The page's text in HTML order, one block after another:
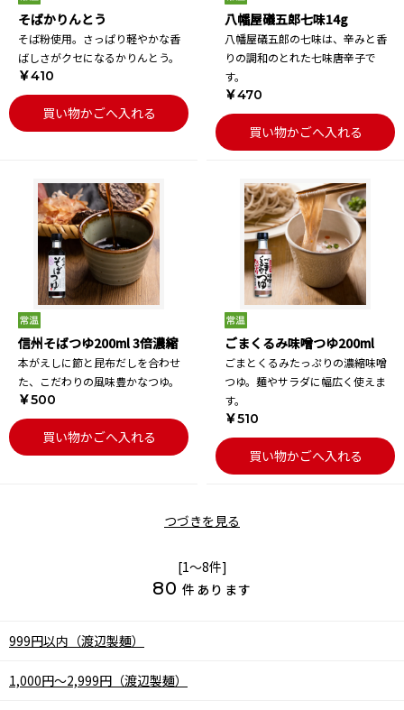
そばかりんとう
そば粉使用。さっぱり軽やかな香
ばしさがクセになるかりんとう。
￥410
買い物かごへ入れる
八幡屋礒五郎七味14g
八幡屋礒五郎の七味は、辛みと香
りの調和のとれた七味唐辛子で
す。
￥470
買い物かごへ入れる
信州そばつゆ200ml 3倍濃縮
本がえしに節と昆布だしを合わせ
た、こだわりの風味豊かなつゆ。
￥500
買い物かごへ入れる
ごまくるみ味噌つゆ200ml
ごまとくるみたっぷりの濃縮味噌
つゆ。麺やサラダに幅広く使えま
す。
￥510
買い物かごへ入れる
つづきを見る
[1～8件]
80 件あります
999円以内（渡辺製麺）
1,000円～2,999円（渡辺製麺）